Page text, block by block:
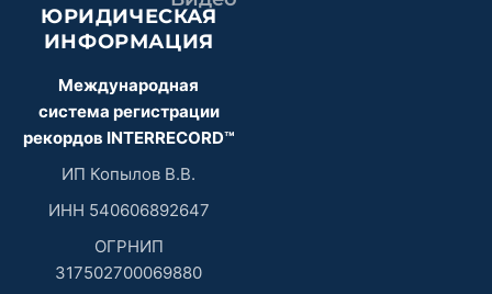
ЮРИДИЧЕСКАЯ
ИНФОРМАЦИЯ
Международная
система регистрации
рекордов INTERRECORD™
ИП Копылов В.В.
ИНН 540606892647
ОГРНИП
317502700069880